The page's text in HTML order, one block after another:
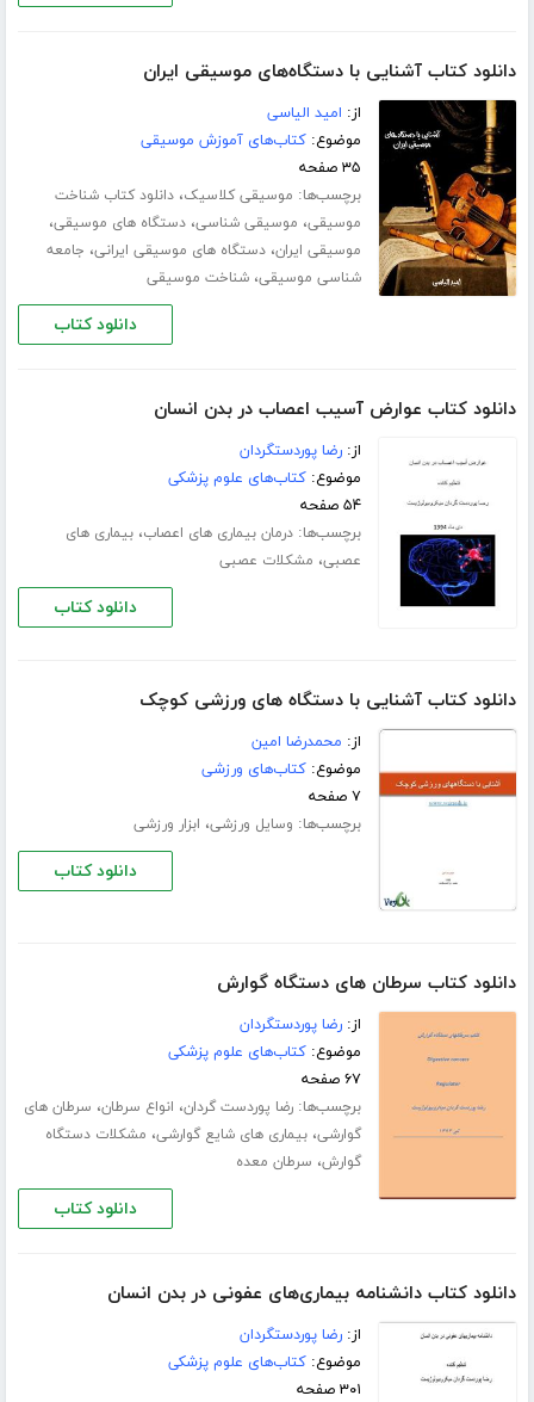
دانلود کتاب آشنایی با دستگاه‌های موسیقی ایران
از: امید الیاسی
موضوع:کتاب‌های آموزش موسیقی
۳۵ صفحه
برچسب‌ها: موسیقی کلاسیک،دانلود کتاب شناخت
موسیقی، موسیقی شناسی،دستگاه های موسیقی،
موسیقی ایران،دستگاه های موسیقی ایرانی، جامعه
شناسی موسیقی،شناخت موسیقی
دانلود کتاب
دانلود کتاب عوارض آسیب اعصاب در بدن انسان
از:رضا پوردستگردان
موضوع:کتاب‌های علوم پزشکی
۵۴ صفحه
برچسب‌ها:درمان بیماری های اعصاب،بیماری های
عصبی، مشکلات عصبی
دانلود کتاب
دانلود کتاب آشنایی با دستگاه های ورزشی کوچک
از: محمدرضا امین
موضوع:کتاب‌های ورزشی
۷ صفحه
برچسب‌ها: وسایل ورزشی، ابزار ورزشی
دانلود کتاب
دانلود کتاب سرطان های دستگاه گوارش
از:رضا پوردستگردان
موضوع:کتاب‌های علوم پزشکی
۶۷ صفحه
برچسب‌ها:رضا پوردست گردان، انواع سرطان، سرطان های
گوارشی،بیماری های شایع گوارشی، مشکلات دستگاه
گوارش، سرطان معده
دانلود کتاب
دانلود کتاب دانشنامه بیماری‌های عفونی در بدن انسان
از:رضا پوردستگردان
موضوع:کتاب‌های علوم پزشکی
۳۰۱ صفحه